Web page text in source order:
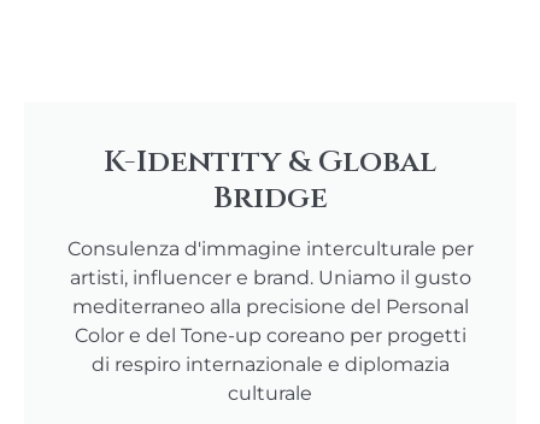
K-Identity & Global
Bridge
Consulenza d'immagine interculturale per
artisti, influencer e brand. Uniamo il gusto
mediterraneo alla precisione del Personal
Color e del Tone-up coreano per progetti
di respiro internazionale e diplomazia
culturale